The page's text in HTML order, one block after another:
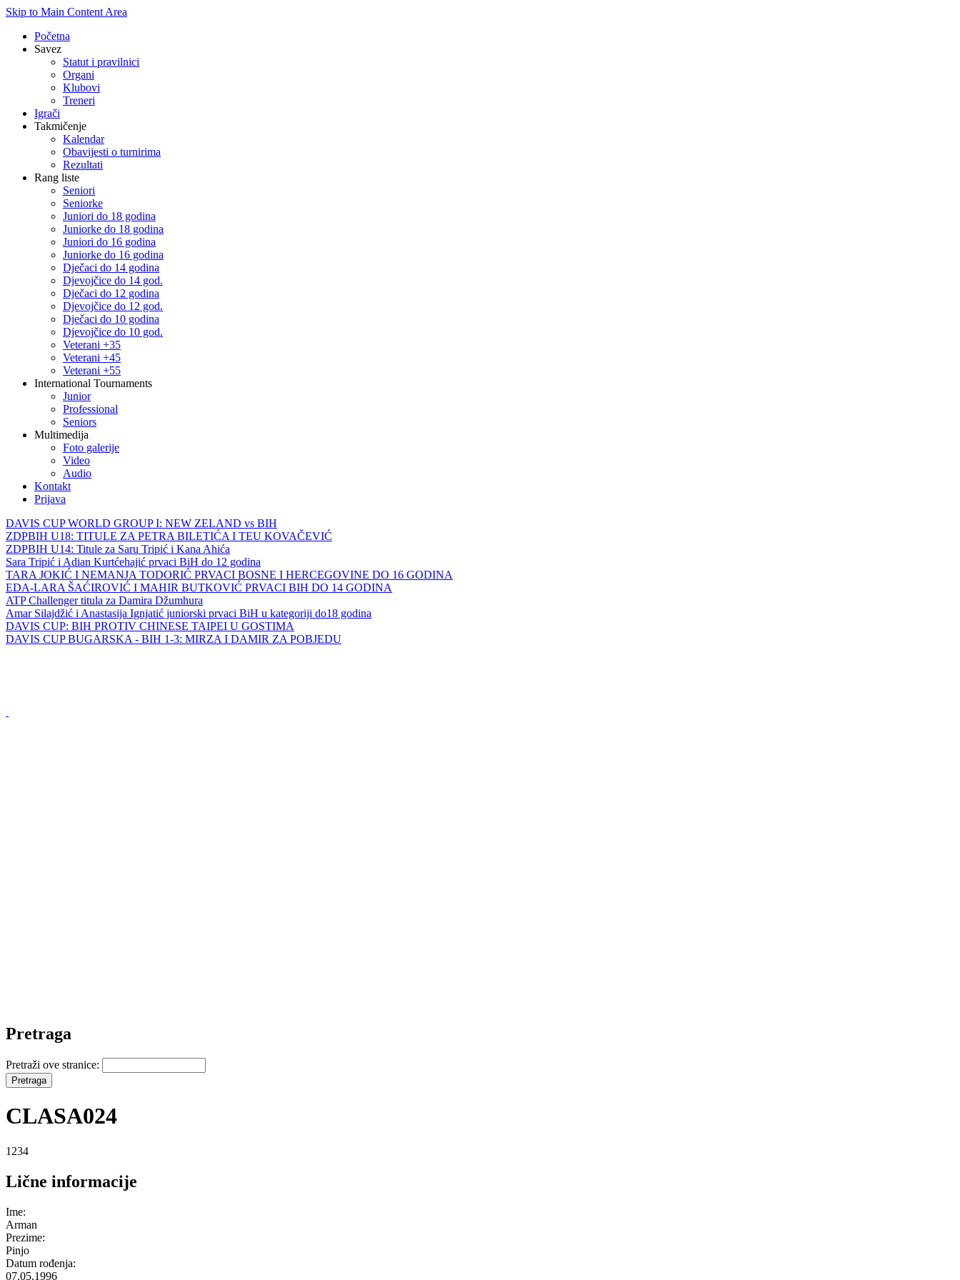
Skip to Main Content Area
Početna
Savez
Statut i pravilnici
Organi
Klubovi
Treneri
Igrači
Takmičenje
Kalendar
Obavijesti o turnirima
Rezultati
Rang liste
Seniori
Seniorke
Juniori do 18 godina
Juniorke do 18 godina
Juniori do 16 godina
Juniorke do 16 godina
Dječaci do 14 godina
Djevojčice do 14 god.
Dječaci do 12 godina
Djevojčice do 12 god.
Dječaci do 10 godina
Djevojčice do 10 god.
Veterani +35
Veterani +45
Veterani +55
International Tournaments
Junior
Professional
Seniors
Multimedija
Foto galerije
Video
Audio
Kontakt
Prijava
DAVIS CUP WORLD GROUP I: NEW ZELAND vs BIH
ZDPBIH U18: TITULE ZA PETRA BILETIĆA I TEU KOVAČEVIĆ
ZDPBIH U14: Titule za Saru Tripić i Kana Ahića
Sara Tripić i Adian Kurtćehajić prvaci BiH do 12 godina
TARA JOKIĆ I NEMANJA TODORIĆ PRVACI BOSNE I HERCEGOVINE DO 16 GODINA
EDA-LARA ŠAĆIROVIĆ I MAHIR BUTKOVIĆ PRVACI BIH DO 14 GODINA
ATP Challenger titula za Damira Džumhura
Amar Silajdžić i Anastasija Ignjatić juniorski prvaci BiH u kategoriji do18 godina
DAVIS CUP: BIH PROTIV CHINESE TAIPEI U GOSTIMA
DAVIS CUP BUGARSKA - BIH 1-3: MIRZA I DAMIR ZA POBJEDU
Pretraga
Pretraži ove stranice:
CLASA024
1234
Lične informacije
Ime:
Arman
Prezime:
Pinjo
Datum rođenja:
07.05.1996